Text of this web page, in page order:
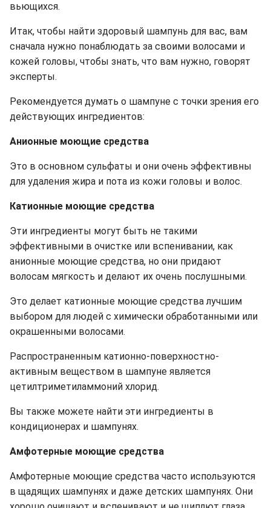
вьющихся.
Итак, чтобы найти здоровый шампунь для вас, вам
сначала нужно понаблюдать за своими волосами и
кожей головы, чтобы знать, что вам нужно, говорят
эксперты.
Рекомендуется думать о шампуне с точки зрения его
действующих ингредиентов:
Анионные моющие средства
Это в основном сульфаты и они очень эффективны
для удаления жира и пота из кожи головы и волос.
Катионные моющие средства
Эти ингредиенты могут быть не такими
эффективными в очистке или вспенивании, как
анионные моющие средства, но они придают
волосам мягкость и делают их очень послушными.
Это делает катионные моющие средства лучшим
выбором для людей с химически обработанными или
окрашенными волосами.
Распространенным катионно-поверхностно-
активным веществом в шампуне является
цетилтриметиламмоний хлорид.
Вы также можете найти эти ингредиенты в
кондиционерах и шампунях.
Амфотерные моющие средства
Амфотерные моющие средства часто используются
в щадящих шампунях и даже детских шампунях. Они